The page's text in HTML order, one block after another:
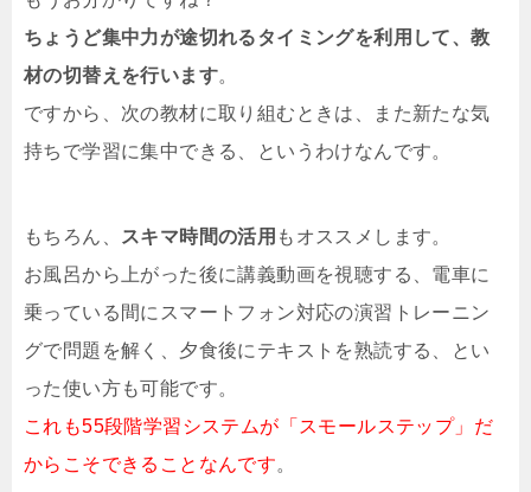
ちょうど集中力が途切れるタイミングを利用して、教
材の切替えを行います。
ですから、次の教材に取り組むときは、また新たな気
持ちで学習に集中できる、というわけなんです。
もちろん、 スキマ時間の活用 もオススメします。
お風呂から上がった後に講義動画を視聴する、電車に
乗っている間にスマートフォン対応の演習トレーニン
グで問題を解く、夕食後にテキストを熟読する、とい
った使い方も可能です。
これも55段階学習システムが「スモールステップ」だ
からこそできることなんです。